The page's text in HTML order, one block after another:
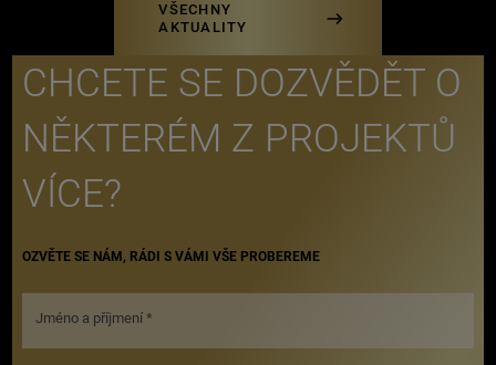
VŠECHNY
AKTUALITY
CHCETE SE DOZVĚDĚT O
NĚKTERÉM Z PROJEKTŮ
VÍCE?
OZVĚTE SE NÁM, RÁDI S VÁMI VŠE PROBEREME
Jméno a příjmení *